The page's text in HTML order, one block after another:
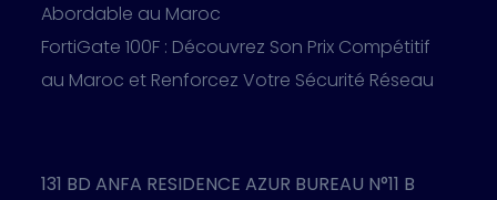
Abordable au Maroc
FortiGate 100F : Découvrez Son Prix Compétitif
au Maroc et Renforcez Votre Sécurité Réseau
131 BD ANFA RESIDENCE AZUR BUREAU N°11 B